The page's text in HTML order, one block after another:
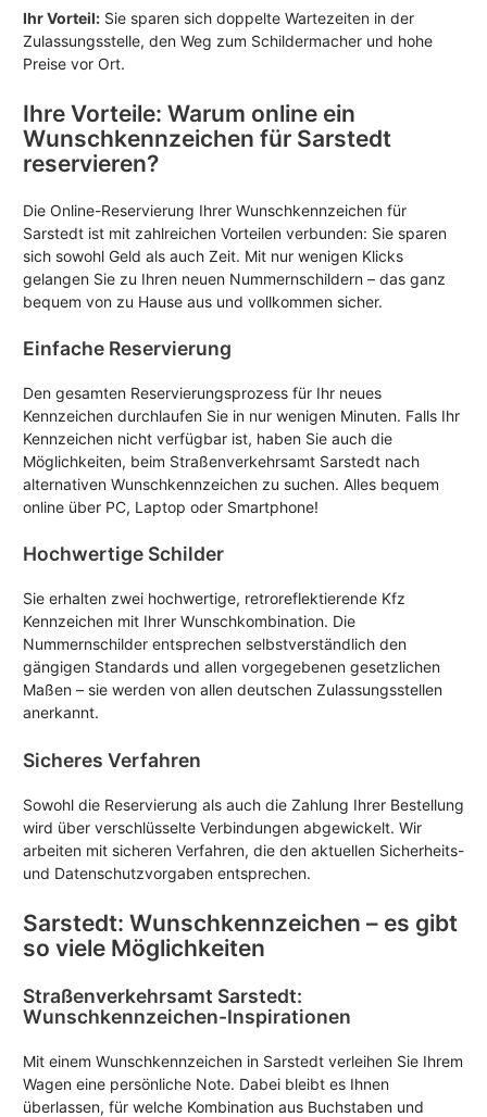
Ihr Vorteil: Sie sparen sich doppelte Wartezeiten in der
Zulassungsstelle, den Weg zum Schildermacher und hohe
Preise vor Ort.
Ihre Vorteile: Warum online ein
Wunschkennzeichen für Sarstedt
reservieren?
Die Online-Reservierung Ihrer Wunschkennzeichen für
Sarstedt ist mit zahlreichen Vorteilen verbunden: Sie sparen
sich sowohl Geld als auch Zeit. Mit nur wenigen Klicks
gelangen Sie zu Ihren neuen Nummernschildern – das ganz
bequem von zu Hause aus und vollkommen sicher.
Einfache Reservierung
Den gesamten Reservierungsprozess für Ihr neues
Kennzeichen durchlaufen Sie in nur wenigen Minuten. Falls Ihr
Kennzeichen nicht verfügbar ist, haben Sie auch die
Möglichkeiten, beim Straßenverkehrsamt Sarstedt nach
alternativen Wunschkennzeichen zu suchen. Alles bequem
online über PC, Laptop oder Smartphone!
Hochwertige Schilder
Sie erhalten zwei hochwertige, retroreflektierende Kfz
Kennzeichen mit Ihrer Wunschkombination. Die
Nummernschilder entsprechen selbstverständlich den
gängigen Standards und allen vorgegebenen gesetzlichen
Maßen – sie werden von allen deutschen Zulassungsstellen
anerkannt.
Sicheres Verfahren
Sowohl die Reservierung als auch die Zahlung Ihrer Bestellung
wird über verschlüsselte Verbindungen abgewickelt. Wir
arbeiten mit sicheren Verfahren, die den aktuellen Sicherheits-
und Datenschutzvorgaben entsprechen.
Sarstedt: Wunschkennzeichen – es gibt
so viele Möglichkeiten
Straßenverkehrsamt Sarstedt:
Wunschkennzeichen-Inspirationen
Mit einem Wunschkennzeichen in Sarstedt verleihen Sie Ihrem
Wagen eine persönliche Note. Dabei bleibt es Ihnen
überlassen, für welche Kombination aus Buchstaben und